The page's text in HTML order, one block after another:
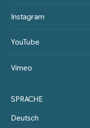
Instagram
YouTube
Vimeo
SPRACHE
Deutsch